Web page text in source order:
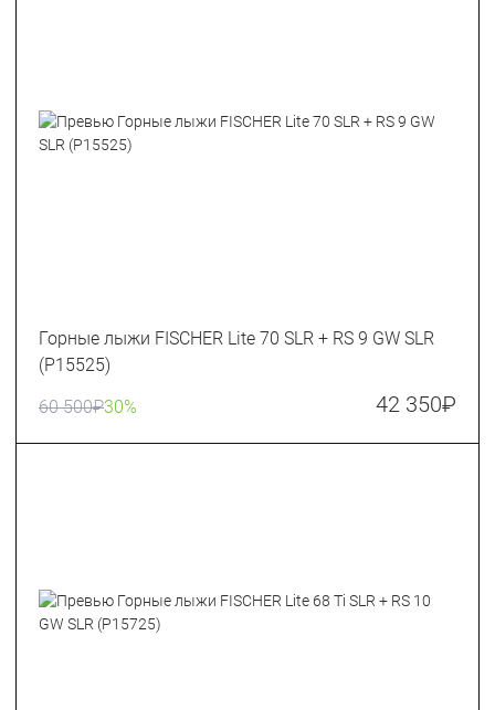
Горные лыжи FISCHER Lite 70 SLR + RS 9 GW SLR
(P15525)
60 500₽30% 42 350₽